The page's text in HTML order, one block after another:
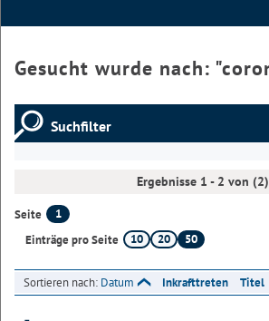
Gesucht wurde nach: "
Suchfilter
Ergebnisse 1 - 2 von (2)
Seite
1
Einträge pro Seite
10 20 50
Sortieren nach: Datum Inkrafttreten Titel